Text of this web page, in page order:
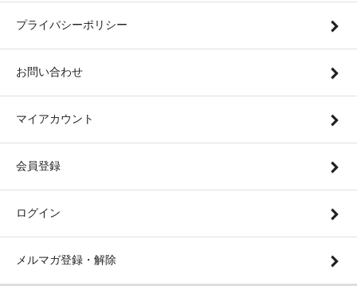
プライバシーポリシー
お問い合わせ
マイアカウント
会員登録
ログイン
メルマガ登録・解除